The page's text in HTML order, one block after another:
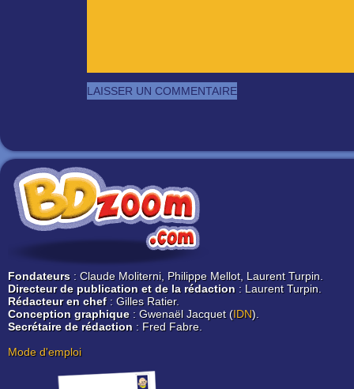
Fondateurs : Claude Moliterni, Philippe Mellot, Laurent Turpin.
Directeur de publication et de la rédaction : Laurent Turpin.
Rédacteur en chef: Gilles Ratier.
Conception graphique: Gwenaël Jacquet (IDN).
Secrétaire de rédaction : Fred Fabre.
Mode d'emploi